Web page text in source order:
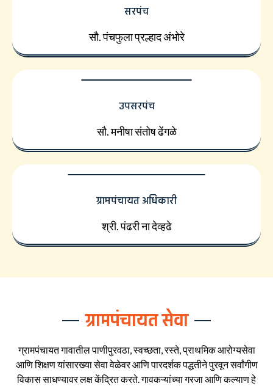
सरपंच
सौ. पंचफुला प्रल्हाद अंभोरे
उपसरपंच
सौ. मनीषा संतोष ढेंगळे
ग्रामपंचायत अधिकारी
श्री. पंढरी ना देव्हढे
ग्रामपंचायत सेवा
ग्रामपंचायत गावातील पाणीपुरवठा, स्वच्छता, रस्ते, प्राथमिक आरोग्यसेवा
आणि शिक्षण यांसारख्या सेवा वेळेवर आणि पारदर्शक पद्धतीने पुरवून सर्वांगीण
विकास साधण्यावर लक्ष केंद्रित करते. गावकऱ्यांच्या गरजा आणि कल्याण हे